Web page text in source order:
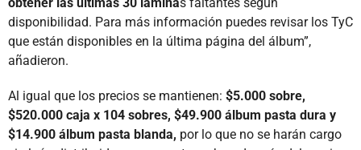
obtener las últimas 30 láminas faltantes según
disponibilidad. Para más información puedes revisar los TyC
que están disponibles en la última página del álbum”,
añadieron.
Al igual que los precios se mantienen: $5.000 sobre,
$520.000 caja x 104 sobres, $49.900 álbum pasta dura y
$14.900 álbum pasta blanda, por lo que no se harán cargo